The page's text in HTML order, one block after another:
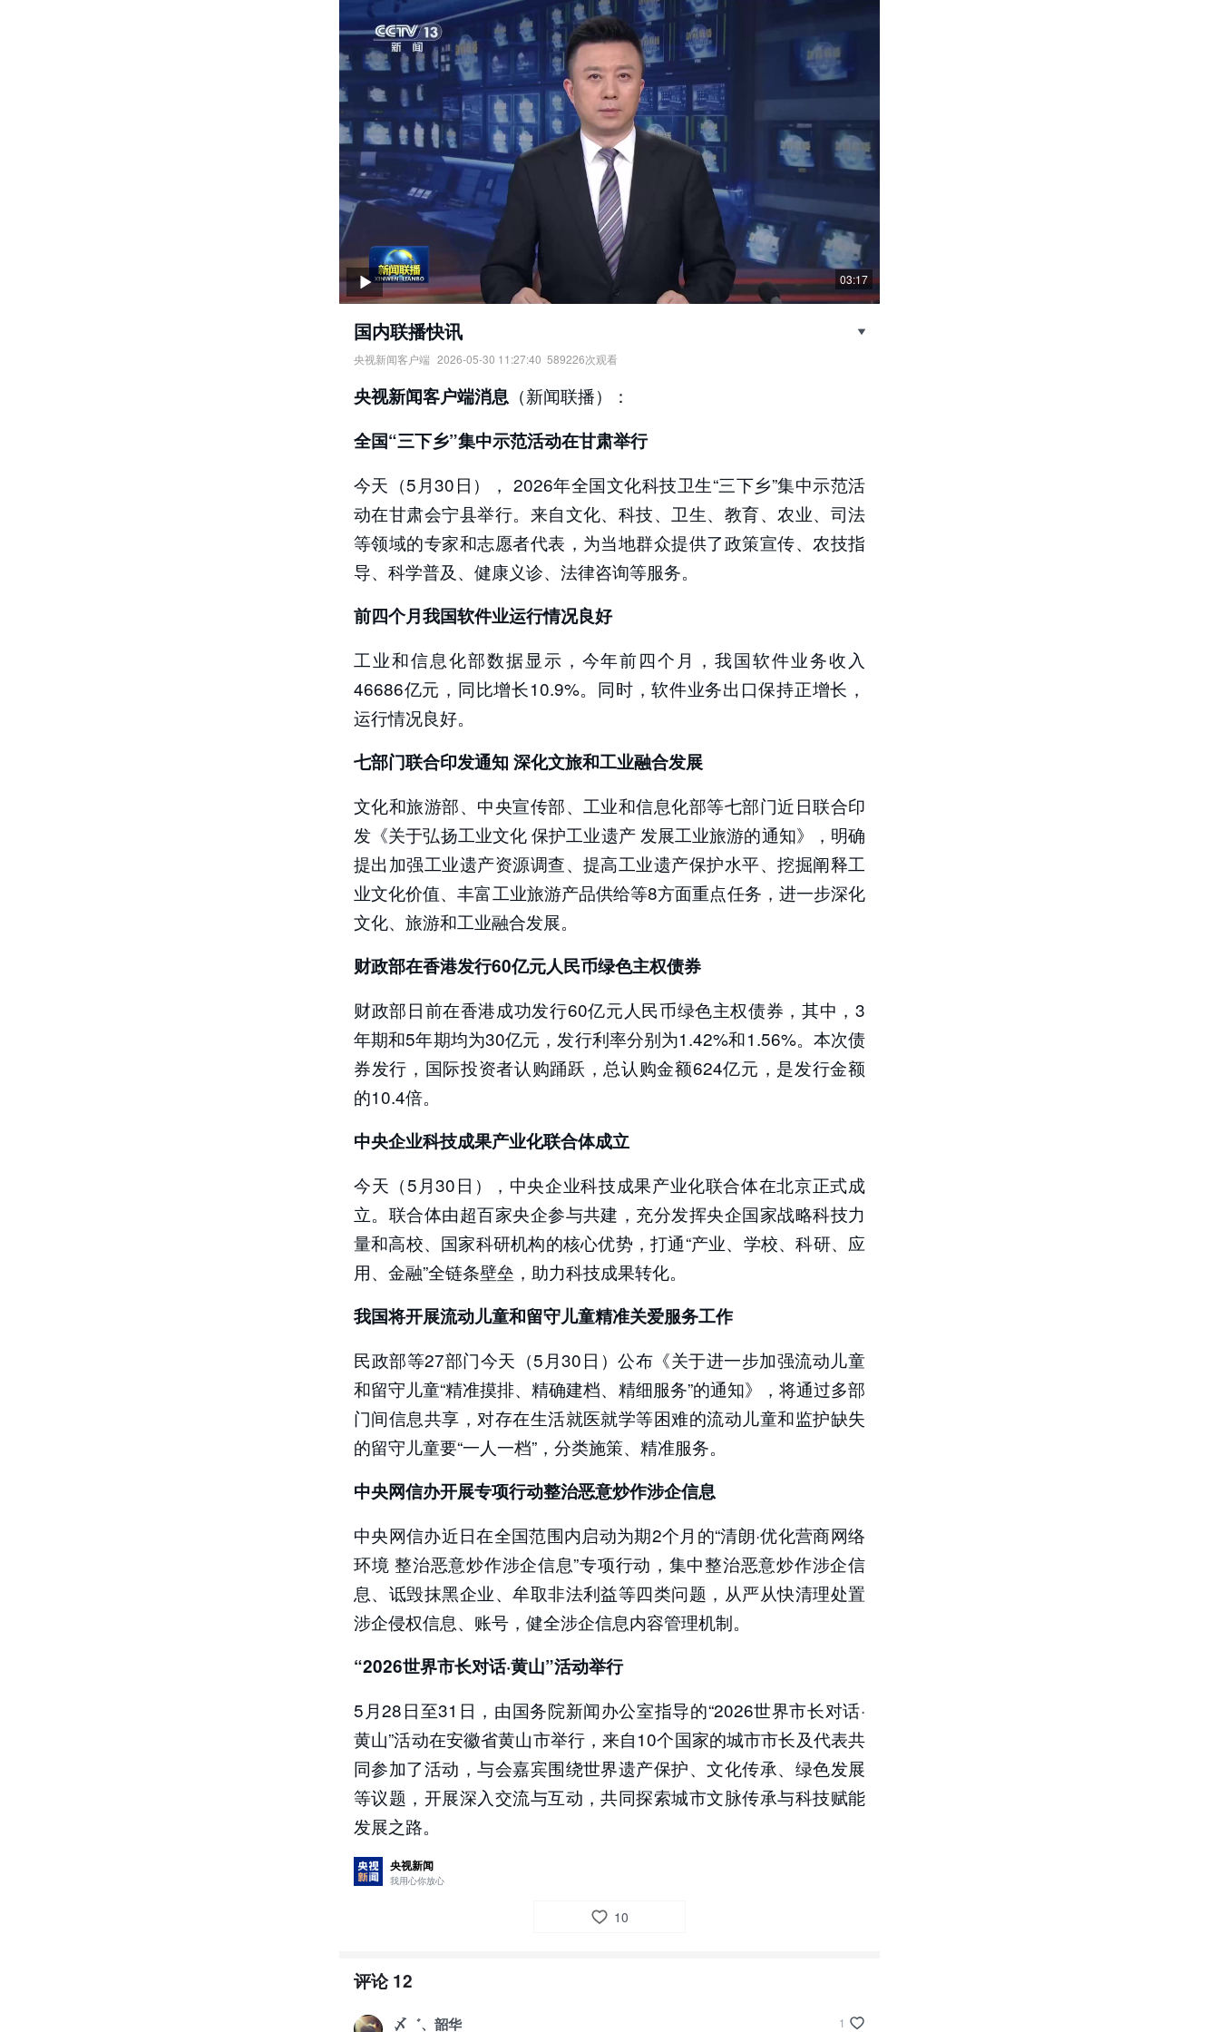
03:17
国内联播快讯
央视新闻客户端 2026-05-30 11:27:40 589226次观看
（1）全国“三下乡”集中示范活动在甘肃举行；
（3）七部门联合印发通知 深化文旅和工业融合发展；
（5）中央企业科技成果产业化联合体成立；
（6）我国将开展流动儿童和留守儿童精准关爱服务工作；
（7）中央网信办开展专项行动整治恶意炒作涉企信息；
（8）“2026世界市长对话·黄山”活动举行。
责任编辑：央视新闻客户端
央视新闻客户端消息 （新闻联播）：
全国“三下乡”集中示范活动在甘肃举行
今天（5月30日）， 2026年全国文化科技卫生“三下乡”集中示范活
动在甘肃会宁县举行。来自文化、科技、卫生、教育、农业、司法
等领域的专家和志愿者代表，为当地群众提供了政策宣传、农技指
导、科学普及、健康义诊、法律咨询等服务。
前四个月我国软件业运行情况良好
工业和信息化部数据显示，今年前四个月，我国软件业务收入
46686亿元，同比增长10.9%。同时，软件业务出口保持正增长，
运行情况良好。
七部门联合印发通知 深化文旅和工业融合发展
文化和旅游部、中央宣传部、工业和信息化部等七部门近日联合印
发《关于弘扬工业文化 保护工业遗产 发展工业旅游的通知》，明确
提出加强工业遗产资源调查、提高工业遗产保护水平、挖掘阐释工
业文化价值、丰富工业旅游产品供给等8方面重点任务，进一步深化
文化、旅游和工业融合发展。
财政部在香港发行60亿元人民币绿色主权债券
财政部日前在香港成功发行60亿元人民币绿色主权债券，其中，3
年期和5年期均为30亿元，发行利率分别为1.42%和1.56%。本次债
券发行，国际投资者认购踊跃，总认购金额624亿元，是发行金额
的10.4倍。
中央企业科技成果产业化联合体成立
今天（5月30日），中央企业科技成果产业化联合体在北京正式成
立。联合体由超百家央企参与共建，充分发挥央企国家战略科技力
量和高校、国家科研机构的核心优势，打通“产业、学校、科研、应
用、金融”全链条壁垒，助力科技成果转化。
我国将开展流动儿童和留守儿童精准关爱服务工作
民政部等27部门今天（5月30日）公布《关于进一步加强流动儿童
和留守儿童“精准摸排、精确建档、精细服务”的通知》，将通过多部
门间信息共享，对存在生活就医就学等困难的流动儿童和监护缺失
的留守儿童要“一人一档”，分类施策、精准服务。
中央网信办开展专项行动整治恶意炒作涉企信息
中央网信办近日在全国范围内启动为期2个月的“清朗·优化营商网络
环境 整治恶意炒作涉企信息”专项行动，集中整治恶意炒作涉企信
息、诋毁抹黑企业、牟取非法利益等四类问题，从严从快清理处置
涉企侵权信息、账号，健全涉企信息内容管理机制。
“2026世界市长对话·黄山”活动举行
5月28日至31日，由国务院新闻办公室指导的“2026世界市长对话·
黄山”活动在安徽省黄山市举行，来自10个国家的城市市长及代表共
同参加了活动，与会嘉宾围绕世界遗产保护、文化传承、绿色发展
等议题，开展深入交流与互动，共同探索城市文脉传承与科技赋能
发展之路。
央视新闻
我用心你放心
10
评论12
〆゛、韶华 1